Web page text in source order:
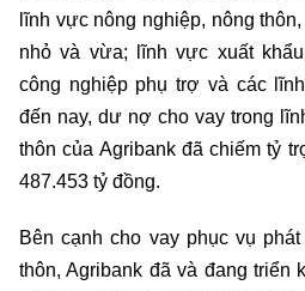
lĩnh vực nông nghiệp, nông
nhỏ và vừa; lĩnh vực xuất
công nghiệp phụ trợ và các
đến nay, dư nợ cho vay trong
thôn của Agribank đã chiếm tỷ
487.453 tỷ đồng.
Bên cạnh cho vay phục vụ
thôn, Agribank đã và đang triển